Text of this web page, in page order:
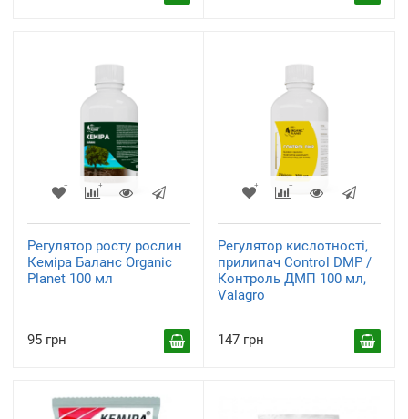
Регулятор росту рослин
Кеміра Баланс Organic
Planet 100 мл
95 грн
Регулятор кислотності,
прилипач Control DMP /
Контроль ДМП 100 мл,
Valagro
147 грн